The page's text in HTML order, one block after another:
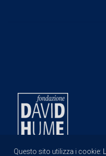
Questo sito utilizza i cookie: